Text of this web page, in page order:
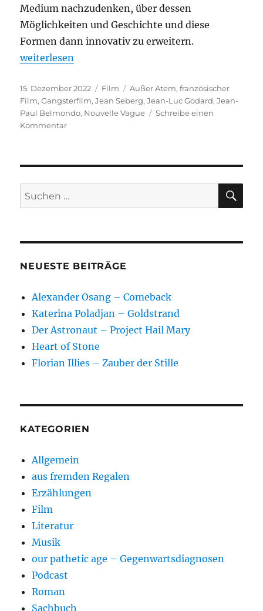
Medium nachzudenken, über dessen
Möglichkeiten und Geschichte und diese
Formen dann innovativ zu erweitern.
„Außer Atem“
weiterlesen
Veröffentlicht
am
15. Dezember 2022 Kategorien
Film Schlagwörter
Außer Atem,französischer
Film,Gangsterfilm,Jean Seberg,Jean-Luc Godard,Jean-
Paul Belmondo, Nouvelle Vague
Schreibe einen
Kommentarzu
Suchen
nach:
NEUESTE BEITRÄGE
Alexander Osang – Comeback
Katerina Poladjan – Goldstrand
Der Astronaut – Project Hail Mary
Heart of Stone
Florian Illies – Zauber der Stille
KATEGORIEN
Allgemein
aus fremden Regalen
Erzählungen
Film
Literatur
Musik
our pathetic age – Gegenwartsdiagnosen
Podcast
Roman
Sachbuch